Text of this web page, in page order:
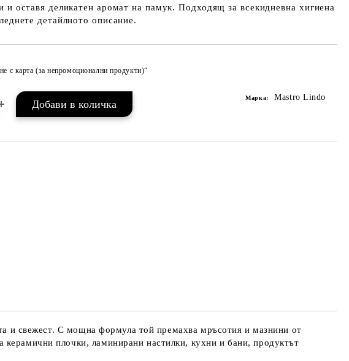
и оставя деликатен аромат на памук. Подходящ за всекидневна хигиена
детайлното описание.
с карта (за непромоционални продукти)“
Марка: Mastro Lindo
и свежест. С мощна формула той премахва мръсотия и мазнини от
плочки, ламинирани настилки, кухни и бани, продуктът